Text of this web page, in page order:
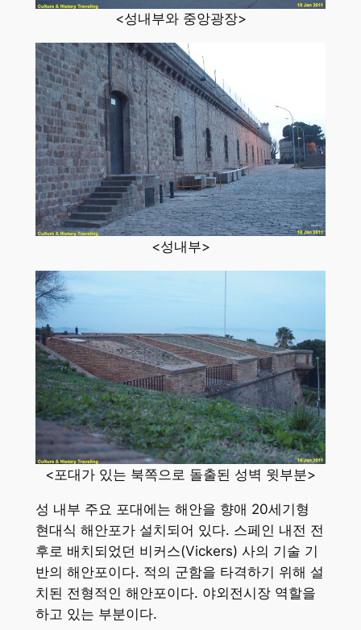
<성내부와 중앙광장>
<성내부>
<포대가 있는 북쪽으로 돌출된 성벽 윗부분>
성 내부 주요 포대에는 해안을 향애 20세기형
현대식 해안포가 설치되어 있다. 스페인 내전 전
후로 배치되었던 비커스(Vickers) 사의 기술 기
반의 해안포이다. 적의 군함을 타격하기 위해 설
치된 전형적인 해안포이다. 야외전시장 역할을
하고 있는 부분이다.